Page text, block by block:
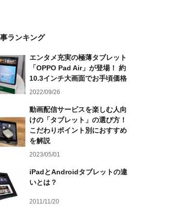
ランキング
エンタメ充実の極薄タブレット
「OPPO Pad Air」が登場！ 約
10.3インチ大画面でお手頃価格
2022/09/26
動画配信サービスを楽しむ人向
けの「タブレット」の選び方！
こだわりポイント別におすすめ
を解説
2023/05/01
iPadとAndroidタブレットの違
いとは？
2011/11/20